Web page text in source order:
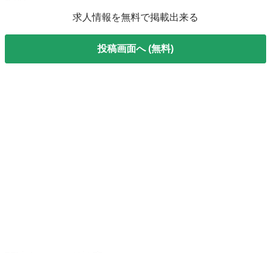
求人情報を無料で掲載出来る
投稿画面へ (無料)